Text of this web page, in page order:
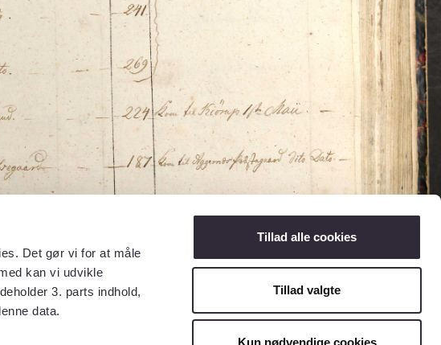
Det gør vi for at måle
kan vi udvikle
3. parts indhold,
data.
Tillad alle cookies
Tillad valgte
Kun nødvendige cookies